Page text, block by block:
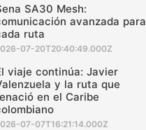
SA30 Mesh:
avanzada para
ruta
07-20T20:40:49.000Z
viaje continúa: Javier
y la ruta que
en el Caribe
07-07T16:21:14.000Z